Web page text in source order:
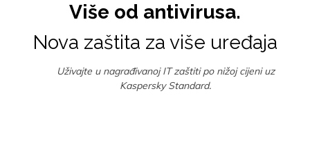
Više od antivirusa.
Nova zaštita za više uređaja
Uživajte u nagrađivanoj IT zaštiti po nižoj cijeni uz
Kaspersky Standard.